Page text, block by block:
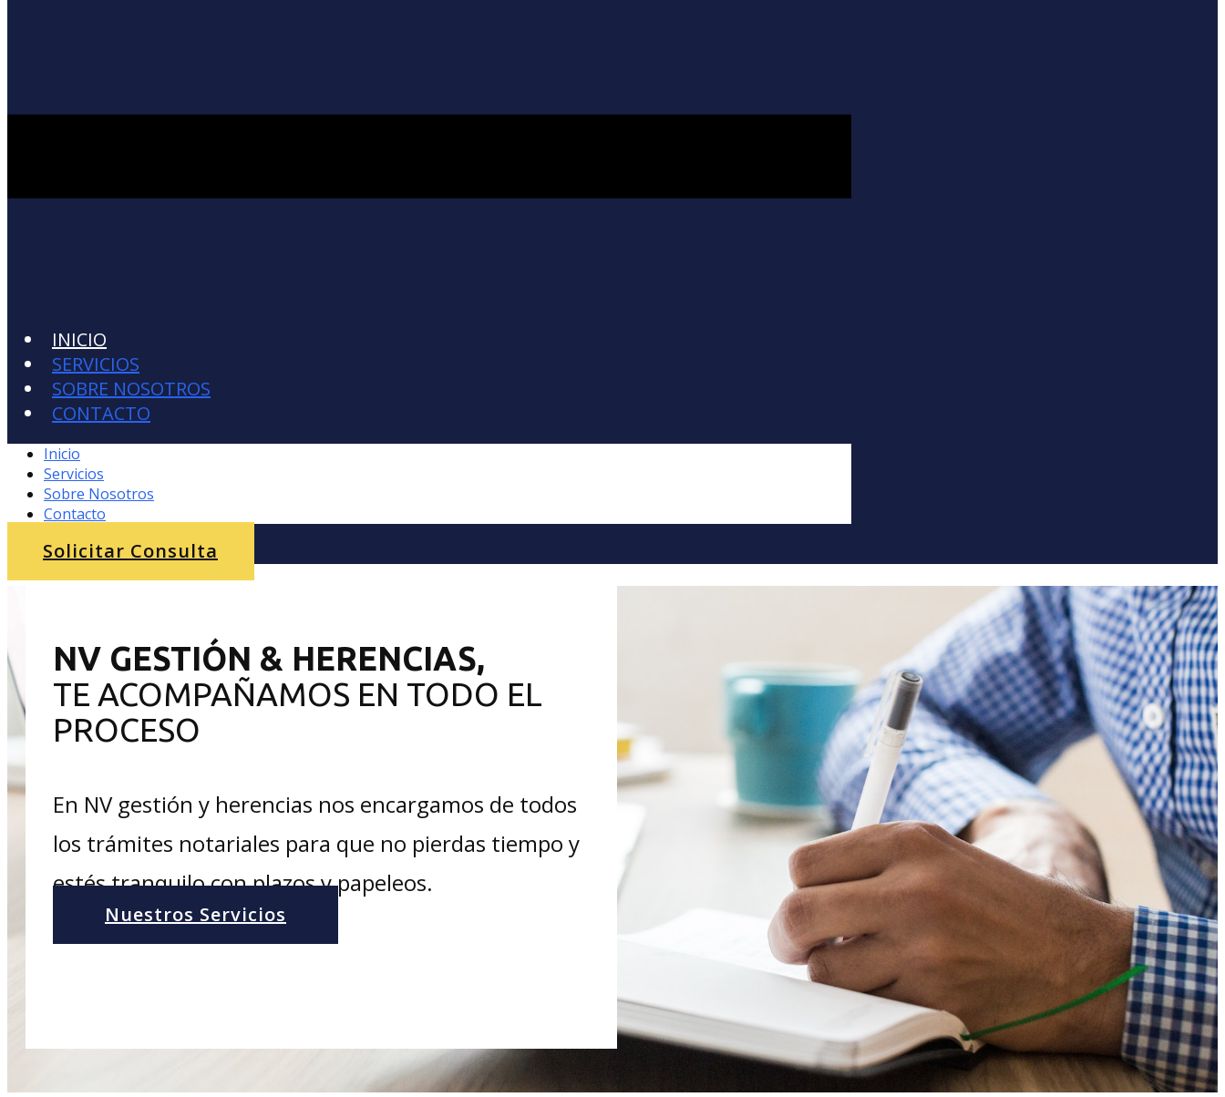
INICIO
SERVICIOS
SOBRE NOSOTROS
CONTACTO
Inicio
Servicios
Sobre Nosotros
Contacto
Solicitar Consulta
NV GESTIÓN & HERENCIAS,
TE ACOMPAÑAMOS EN TODO EL
PROCESO
En NV gestión y herencias nos encargamos de todos
los trámites notariales para que no pierdas tiempo y
estés tranquilo con plazos y papeleos.
Nuestros Servicios